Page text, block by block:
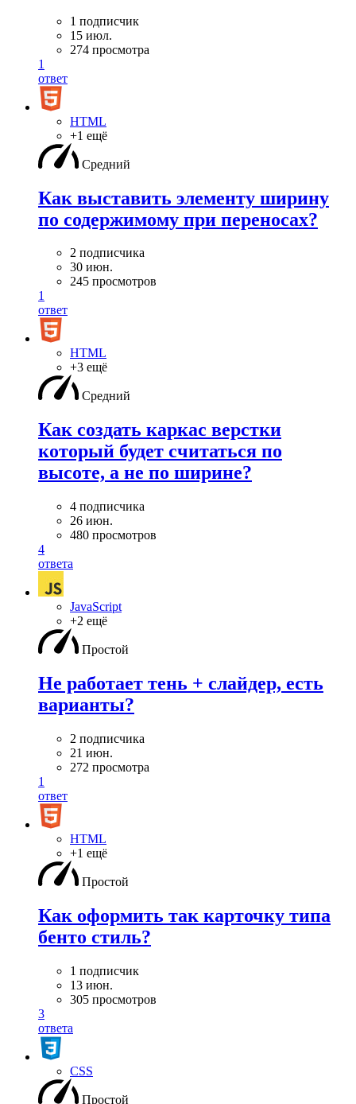
1 подписчик
15 июл.
274 просмотра
1
ответ
HTML
+1 ещё
Средний
Как выставить элементу ширину
по содержимому при переносах?
2 подписчика
30 июн.
245 просмотров
1
ответ
HTML
+3 ещё
Средний
Как создать каркас верстки
который будет считаться по
высоте, а не по ширине?
4 подписчика
26 июн.
480 просмотров
4
ответа
JavaScript
+2 ещё
Простой
Не работает тень + слайдер, есть
варианты?
2 подписчика
21 июн.
272 просмотра
1
ответ
HTML
+1 ещё
Простой
Как оформить так карточку типа
бенто стиль?
1 подписчик
13 июн.
305 просмотров
3
ответа
CSS
Простой